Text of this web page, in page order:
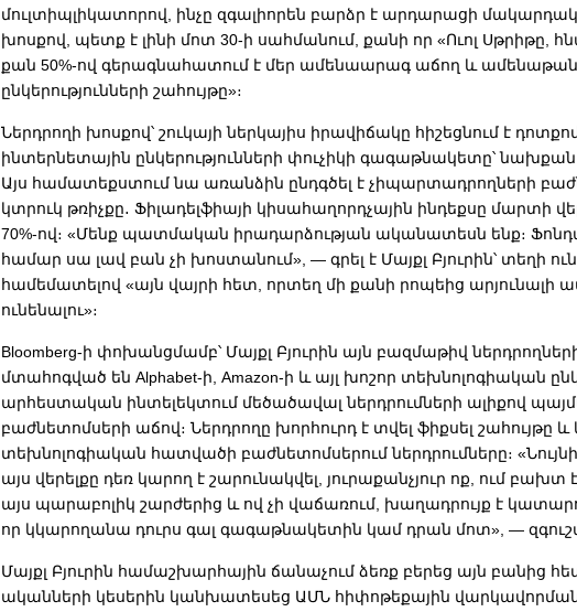
մուլտիպլիկատորով, ինչը զգալիորեն բարձր է արդարացի
խոսքով, պետք է լինի մոտ 30-ի սահմանում, քանի որ «Ուոլ Սթրիթը,
քան 50%-ով գերագնահատում է մեր ամենաարագ աճող և
ընկերությունների շահույթը»։
Ներդրողի խոսքով՝ շուկայի ներկայիս իրավիճակը հիշեցնում է
ինտերնետային ընկերությունների փուչիկի գագաթնակետը՝ նախքան
Այս համատեքստում նա առանձին ընդգծել է չիպարտադրողների
կտրուկ թռիչքը․ Ֆիլադելֆիայի կիսահաղորդչային ինդեքսը մարտի
70%-ով։ «Մենք պատմական իրադարձության ականատեսն ենք։
համար սա լավ բան չի խոստանում», — գրել է Մայքլ Բյուրին՝ տեղի
համեմատելով «այն վայրի հետ, որտեղ մի քանի րոպեից արյունալի
ունենալու»։
Bloomberg-ի փոխանցմամբ՝ Մայքլ Բյուրին այն բազմաթիվ
մտահոգված են Alphabet-ի, Amazon-ի և այլ խոշոր տեխնոլոգիական
արհեստական ինտելեկտում մեծածավալ ներդրումների ալիքով
բաժնետոմսերի աճով։ Ներդրողը խորհուրդ է տվել ֆիքսել շահույթը և
տեխնոլոգիական հատվածի բաժնետոմսերում ներդրումները։
այս վերելքը դեռ կարող է շարունակվել, յուրաքանչյուր ոք, ում բախտ
այս պարաբոլիկ շարժերից և ով չի վաճառում, խաղադրույք է
որ կկարողանա դուրս գալ գագաթնակետին կամ դրան մոտ», —
Մայքլ Բյուրին համաշխարհային ճանաչում ձեռք բերեց այն բանից
ականների կեսերին կանխատեսեց ԱՄՆ հիփոթեքային